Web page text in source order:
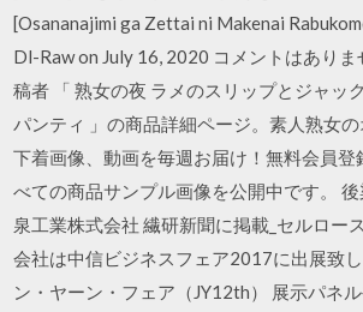
[Osananajimi ga Zettai ni Makenai
Dl-Raw on July 16, 2020 コメントはありま
稿者 「 熟女の夜 ラメのスリップとジャッ
パンティ 」の商品詳細ページ。素人熟女
下着画像、動画を毎週お届け！無料会員登
べての商品サンプル画像を公開中です。
泉工業株式会社 繊研新聞に掲載_セルロー
会社は中信ビジネスフェア2017に出展致
ン・ヤーン・フェア（JY12th） 展示パネ